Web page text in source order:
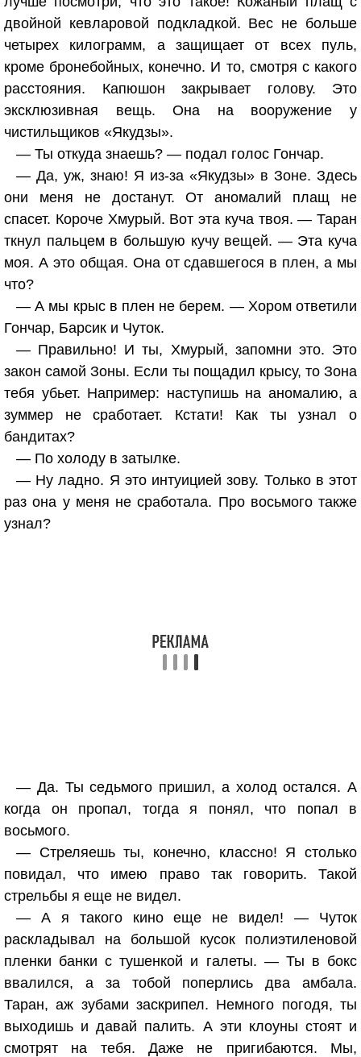
двойной кевларовой подкладкой. Вес не больше
четырех килограмм, а защищает от всех пуль,
кроме бронебойных, конечно. И то, смотря с какого
расстояния. Капюшон закрывает голову. Это
эксклюзивная вещь. Она на вооружение у
чистильщиков «Якудзы».
— Ты откуда знаешь? — подал голос Гончар.
— Да, уж, знаю! Я из-за «Якудзы» в Зоне. Здесь
они меня не достанут. От аномалий плащ не
спасет. Короче Хмурый. Вот эта куча твоя. — Таран
ткнул пальцем в большую кучу вещей. — Эта куча
моя. А это общая. Она от сдавшегося в плен, а мы
что?
— А мы крыс в плен не берем. — Хором ответили
Гончар, Барсик и Чуток.
— Правильно! И ты, Хмурый, запомни это. Это
закон самой Зоны. Если ты пощадил крысу, то Зона
тебя убьет. Например: наступишь на аномалию, а
зуммер не сработает. Кстати! Как ты узнал о
бандитах?
— По холоду в затылке.
— Ну ладно. Я это интуицией зову. Только в этот
раз она у меня не сработала. Про восьмого также
узнал?
— Да. Ты седьмого пришил, а холод остался. А
когда он пропал, тогда я понял, что попал в
восьмого.
— Стреляешь ты, конечно, классно! Я столько
повидал, что имею право так говорить. Такой
стрельбы я еще не видел.
— А я такого кино еще не видел! — Чуток
раскладывал на большой кусок полиэтиленовой
пленки банки с тушенкой и галеты. — Ты в бокс
ввалился, а за тобой поперлись два амбала.
Таран, аж зубами заскрипел. Немного погодя, ты
выходишь и давай палить. А эти клоуны стоят и
смотрят на тебя. Даже не пригибаются. Мы,